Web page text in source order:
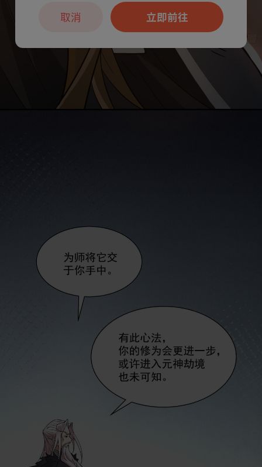
立即前往
取消